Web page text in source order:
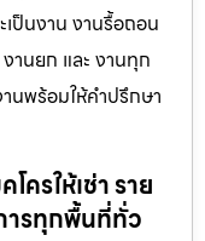
ป็นงาน งานรื้อถอน
านยก และ งานทุก
นพร้อมให้คำปรึกษา
ครให้เช่า ราย
ารทุกพื้นที่ทั่ว